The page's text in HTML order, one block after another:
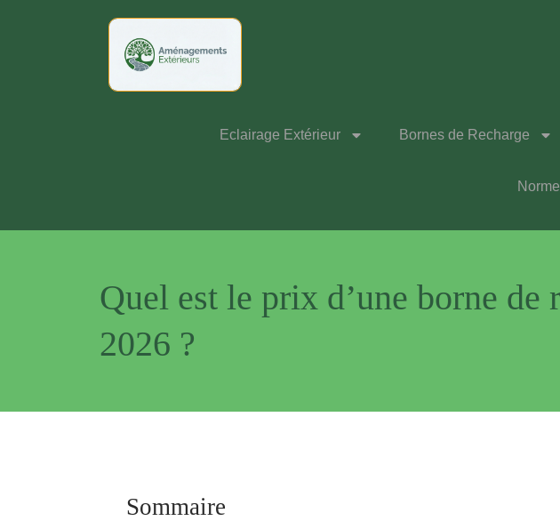
Eclairage Extérieur Bornes de Recharge
Quel est le prix d’une borne
2026 ?
Sommaire